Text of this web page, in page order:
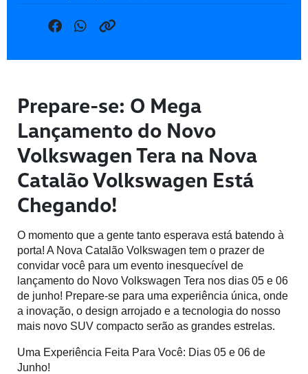
Prepare-se: O Mega
Lançamento do Novo
Volkswagen Tera na Nova
Catalão Volkswagen Está
Chegando!
O momento que a gente tanto esperava está batendo à
porta! A Nova Catalão Volkswagen tem o prazer de
convidar você para um evento inesquecível de
lançamento do Novo Volkswagen Tera nos dias 05 e 06
de junho! Prepare-se para uma experiência única, onde
a inovação, o design arrojado e a tecnologia do nosso
mais novo SUV compacto serão as grandes estrelas.
Uma Experiência Feita Para Você: Dias 05 e 06 de
Junho!